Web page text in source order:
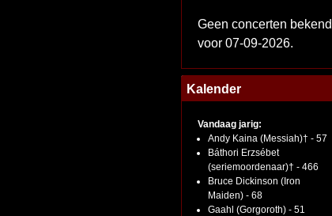
Geen concerten bekend
voor 07-09-2026.
Kalender
Vandaag jarig:
Andy Kaina (Messiah)† - 57
Báthori Erzsébet
(seriemoordenaar)† - 466
Bruce Dickinson (Iron
Maiden) - 68
Gaahl (Gorgoroth) - 51